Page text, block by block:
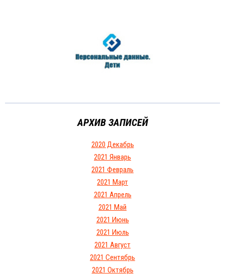
АРХИВ ЗАПИСЕЙ
2020 Декабрь
2021 Январь
2021 Февраль
2021 Март
2021 Апрель
2021 Май
2021 Июнь
2021 Июль
2021 Август
2021 Сентябрь
2021 Октябрь